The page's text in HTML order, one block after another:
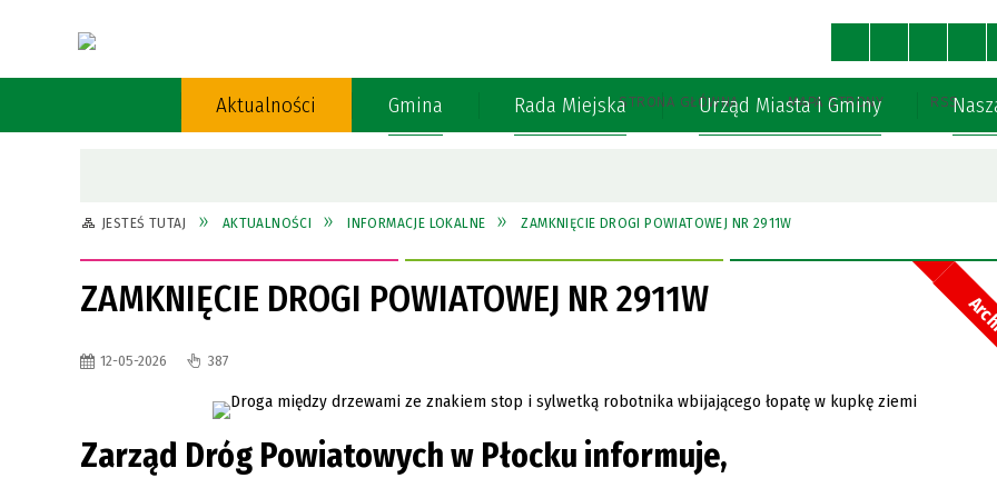
STRONA GŁÓWNA MAPA STRONY RSS
Aktualności Gmina Rada Miejska Urząd Miasta i Gminy
PRACOWNICY URZĘDU
SOŁTYSI KADENCJI 2023 - 2027
OCHRONA ŚRODOWISKA
PLANOWANIE PRZESTRZENNE
GOSPODARKA NIERUCHOMOŚCIAMI
SZCZEPIEŃ
EWIDENCJA LUDNOŚCI
JESTEŚ TUTAJ AKTUALNOŚCI INFORMACJE LOKALNE ZAMKNIĘCIE DROGI POWIATOWEJ NR 2911W
ZAMKNIĘCIE DROGI POWIATOWEJ NR 2911W
12-05-2026 387
Zarząd Dróg Powiatowych w Płocku informuje,